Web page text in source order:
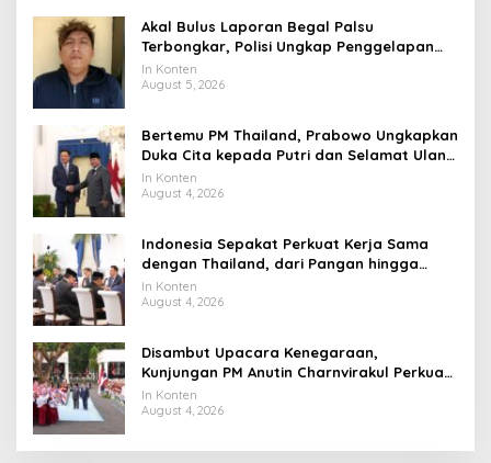
Akal Bulus Laporan Begal Palsu
Terbongkar, Polisi Ungkap Penggelapan
Uang Perusahaan untuk Crypto
In Konten
August 5, 2026
Bertemu PM Thailand, Prabowo Ungkapkan
Duka Cita kepada Putri dan Selamat Ulang
Tahun ke Raja Thailand
In Konten
August 4, 2026
Indonesia Sepakat Perkuat Kerja Sama
dengan Thailand, dari Pangan hingga
Ekonomi Digital
In Konten
August 4, 2026
Disambut Upacara Kenegaraan,
Kunjungan PM Anutin Charnvirakul Perkuat
Hubungan Indonesia-Thailand
In Konten
August 4, 2026